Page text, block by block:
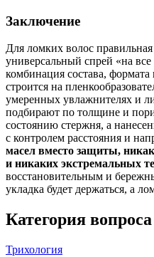
Заключение
Для ломких волос
универсальный спрей «на
комбинация состава,
строится на
умеренных увлажнителях и
подбирают по толщине и
состоянию стержня, а
с контролем расстояния и
масел вместо защиты,
и никаких экстремальных
восстановительным и
укладка будет держаться, а
Категория вопроса
Трихология